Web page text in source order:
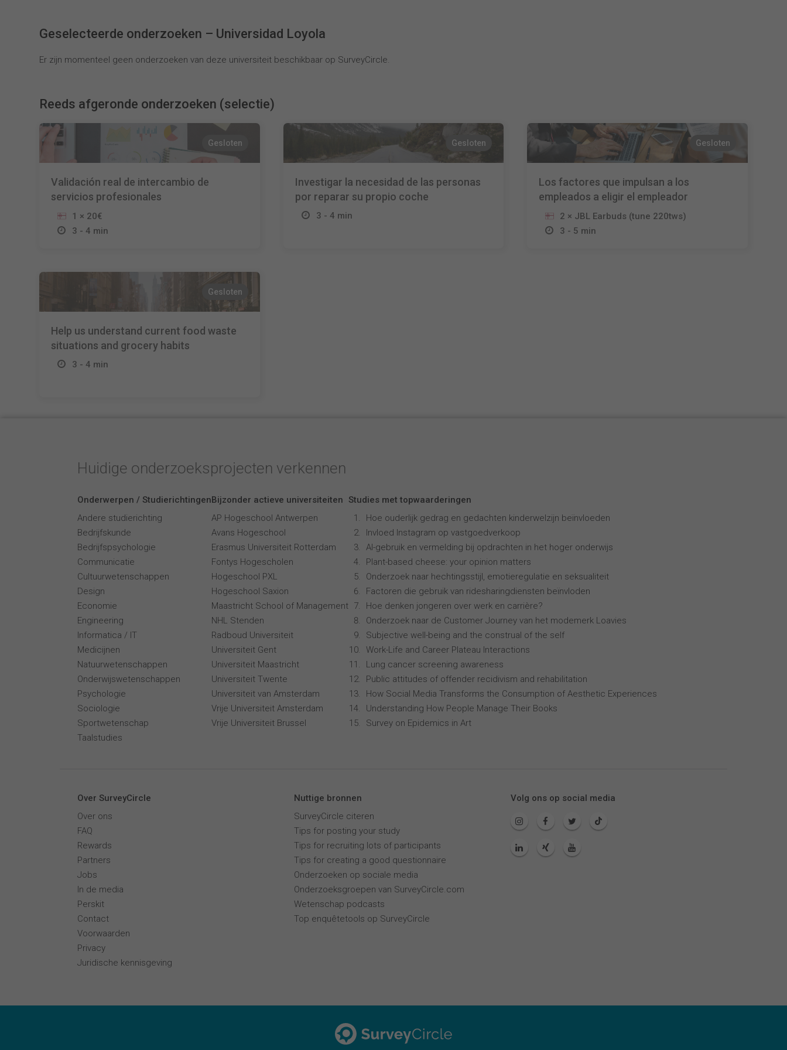
Geselecteerde onderzoeken – Universidad Loyola
Er zijn momenteel geen onderzoeken van deze universiteit beschikbaar op SurveyCircle.
Reeds afgeronde onderzoeken (selectie)
Gesloten
Validación real de intercambio de
servicios profesionales
1 × 20€
3 - 4 min
Gesloten
Investigar la necesidad de las personas
por reparar su propio coche
3 - 4 min
Gesloten
Los factores que impulsan a los
empleados a eligir el empleador
2 × JBL Earbuds (tune 220tws)
3 - 5 min
Gesloten
Help us understand current food waste
situations and grocery habits
3 - 4 min
Huidige onderzoeksprojecten verkennen
Onderwerpen / Studierichtingen
Andere studierichting
Bedrijfskunde
Bedrijfspsychologie
Communicatie
Cultuurwetenschappen
Design
Economie
Engineering
Informatica / IT
Medicijnen
Natuurwetenschappen
Onderwijswetenschappen
Psychologie
Sociologie
Sportwetenschap
Taalstudies
Bijzonder actieve universiteiten
AP Hogeschool Antwerpen
Avans Hogeschool
Erasmus Universiteit Rotterdam
Fontys Hogescholen
Hogeschool PXL
Hogeschool Saxion
Maastricht School of Management
NHL Stenden
Radboud Universiteit
Universiteit Gent
Universiteit Maastricht
Universiteit Twente
Universiteit van Amsterdam
Vrije Universiteit Amsterdam
Vrije Universiteit Brussel
Studies met topwaarderingen
Hoe ouderlijk gedrag en gedachten kinderwelzijn beïnvloeden
Invloed Instagram op vastgoedverkoop
AI-gebruik en vermelding bij opdrachten in het hoger onderwijs
Plant-based cheese: your opinion matters
Onderzoek naar hechtingsstijl, emotieregulatie en seksualiteit
Factoren die gebruik van ridesharingdiensten beïnvloden
Hoe denken jongeren over werk en carrière?
Onderzoek naar de Customer Journey van het modemerk Loavies
Subjective well-being and the construal of the self
Work-Life and Career Plateau Interactions
Lung cancer screening awareness
Public attitudes of offender recidivism and rehabilitation
How Social Media Transforms the Consumption of Aesthetic Experiences
Understanding How People Manage Their Books
Survey on Epidemics in Art
Over SurveyCircle
Over ons
FAQ
Rewards
Partners
Jobs
In de media
Perskit
Contact
Voorwaarden
Privacy
Juridische kennisgeving
Nuttige bronnen
SurveyCircle citeren
Tips for posting your study
Tips for recruiting lots of participants
Tips for creating a good questionnaire
Onderzoeken op sociale media
Onderzoeksgroepen van SurveyCircle.com
Wetenschap podcasts
Top enquêtetools op SurveyCircle
Volg ons op social media